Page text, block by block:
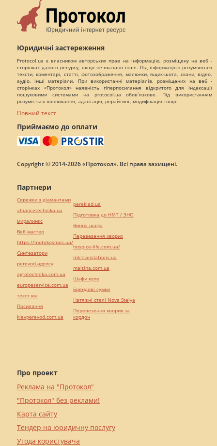
Юридичні застереження
Protocol.ua є власником авторських прав на інформацію, розміщену на веб -
сторінках даного ресурсу, якщо не вказано інше. Під інформацією розуміються
тексти, коментарі, статті, фотозображення, малюнки, ящик-шота, скани, відео,
аудіо, інші матеріали. При використанні матеріалів, розміщених на веб -
сторінках «Протокол» наявність гіперпосилання відкритого для індексації
пошуковими системами на protocol.ua обов`язкове. Під використанням
розуміється копіювання, адаптація, рерайтинг, модифікація тощо.
Повний текст
Приймаємо до оплати
Copyright © 2014-2026 «Протокол». Всі права захищені.
Про проект
Реклама на "Протокол"
"Протокол" без реклами!
Карта сайту
Тендер на юридичну послугу
Угода користувача
Партнери
Сережки з діамантами
alliancetechnika.ua
миралинкс
Веб мастер
https://motokosmos.ua/
Синтезатори
perevod.agency
agrotechnika.com.ua
europeservice.com.ua
текст юа
Посилання
kievperevod.com.ua
pereklad.ua
Підготовка до НМТ / ЗНО
Винна шафа
Перевезення хворих
hospice-life.com.ua/
mk-translations.ua
maltina.com.ua
Шафи купе
Брендові сумки
Натяжні стелі Nova Stelya
Перевезення хворих за
кордон